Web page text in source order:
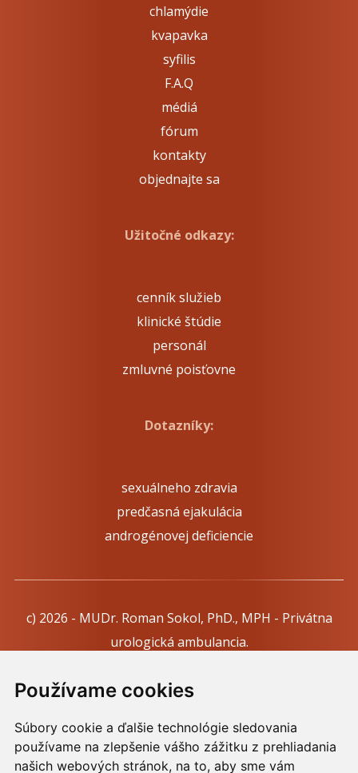
Používame cookies
Súbory cookie a ďalšie technológie sledovania
používame na zlepšenie vášho zážitku z prehliadania
našich webových stránok, na to, aby sme vám
chlamýdie
kvapavka
syfilis
F.A.Q
médiá
fórum
kontakty
objednajte sa
Užitočné odkazy:
cenník služieb
klinické štúdie
personál
zmluvné poisťovne
Dotazníky:
sexuálneho zdravia
predčasná ejakulácia
androgénovej deficiencie
c) 2026 - MUDr. Roman Sokol, PhD., MPH - Privátna
urologická ambulancia.
podmienkach prevádzkovateľa.
Používame cookies -nastavenie cookies.